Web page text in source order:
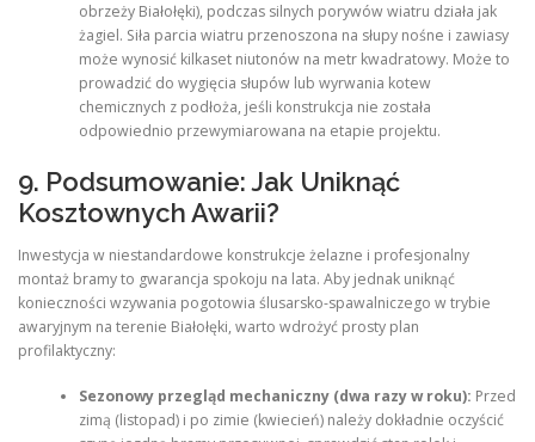
obrzeży Białołęki), podczas silnych porywów wiatru działa jak
żagiel. Siła parcia wiatru przenoszona na słupy nośne i zawiasy
może wynosić kilkaset niutonów na metr kwadratowy. Może to
prowadzić do wygięcia słupów lub wyrwania kotew
chemicznych z podłoża, jeśli konstrukcja nie została
odpowiednio przewymiarowana na etapie projektu.
9. Podsumowanie: Jak Uniknąć
Kosztownych Awarii?
Inwestycja w niestandardowe konstrukcje żelazne i profesjonalny
montaż bramy to gwarancja spokoju na lata. Aby jednak uniknąć
konieczności wzywania pogotowia ślusarsko-spawalniczego w trybie
awaryjnym na terenie Białołęki, warto wdrożyć prosty plan
profilaktyczny:
Sezonowy przegląd mechaniczny (dwa razy w roku): Przed
zimą (listopad) i po zimie (kwiecień) należy dokładnie oczyścić